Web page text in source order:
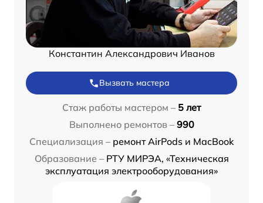
Константин Александрович Иванов
Вызвать мастера
Стаж работы мастером – 5 лет
Выполнено ремонтов – 990
Специализация – ремонт AirPods и MacBook
Образование – РТУ МИРЭА, «Техническая
эксплуатация электрооборудования»